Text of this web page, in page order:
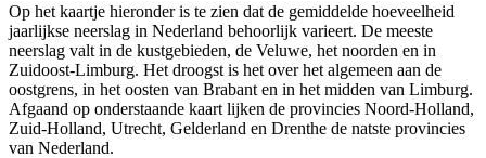
Op het kaartje hieronder is te zien dat de gemiddelde hoeveelheid
jaarlijkse neerslag in Nederland behoorlijk varieert. De meeste
neerslag valt in de kustgebieden, de Veluwe, het noorden en in
Zuidoost-Limburg. Het droogst is het over het algemeen aan de
oostgrens, in het oosten van Brabant en in het midden van Limburg.
Afgaand op onderstaande kaart lijken de provincies Noord-Holland,
Zuid-Holland, Utrecht, Gelderland en Drenthe de natste provincies
van Nederland.